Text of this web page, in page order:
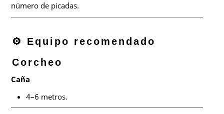
número de picadas.
⚙️ Equipo recomendado
Corcheo
Caña
4–6 metros.